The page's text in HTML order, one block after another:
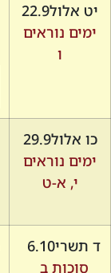
יט אלול22.9
ימים נוראים
ו
כו אלול29.9
ימים נוראים
י, א-ט
ד תשרי6.10
סוכות ב